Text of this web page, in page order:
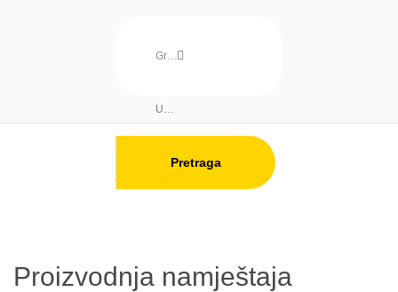
Pretraga
Proizvodnja namještaja